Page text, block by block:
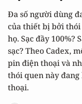
Đa số người dùng
của thiết bị bởi thói
họ. Sạc đầy 100%?
sạc? Theo Cadex,
pin điện thoại và
thói quen này
thoại.